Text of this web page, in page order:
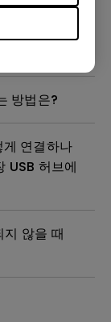
Game
방법은?
연결하나
USB 허브에
않을 때